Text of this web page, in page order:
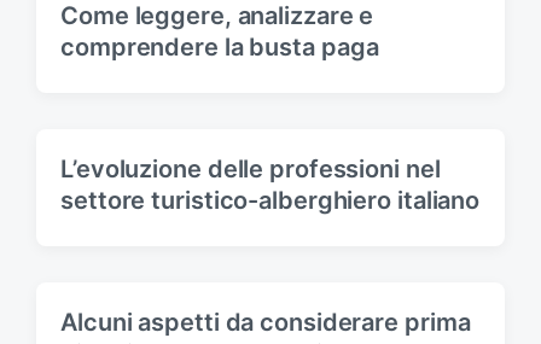
Come leggere, analizzare e
comprendere la busta paga
L’evoluzione delle professioni nel
settore turistico-alberghiero italiano
Alcuni aspetti da considerare prima